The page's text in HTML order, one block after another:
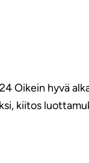
Oikein hyvä
kiitos